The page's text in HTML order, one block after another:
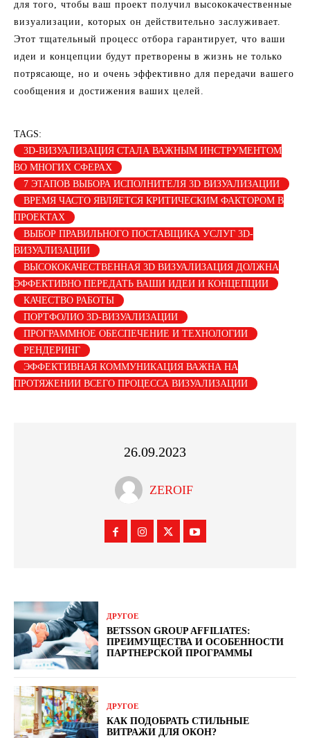
для того, чтобы ваш проект получил высококачественные
визуализации, которых он действительно заслуживает.
Этот тщательный процесс отбора гарантирует, что ваши
идеи и концепции будут претворены в жизнь не только
потрясающе, но и очень эффективно для передачи вашего
сообщения и достижения ваших целей.
TAGS:
3D-ВИЗУАЛИЗАЦИЯ СТАЛА ВАЖНЫМ ИНСТРУМЕНТОМ
ВО МНОГИХ СФЕРАХ
7 ЭТАПОВ ВЫБОРА ИСПОЛНИТЕЛЯ 3D ВИЗУАЛИЗАЦИИ
ВРЕМЯ ЧАСТО ЯВЛЯЕТСЯ КРИТИЧЕСКИМ ФАКТОРОМ В
ПРОЕКТАХ
ВЫБОР ПРАВИЛЬНОГО ПОСТАВЩИКА УСЛУГ 3D-
ВИЗУАЛИЗАЦИИ
ВЫСОКОКАЧЕСТВЕННАЯ 3D ВИЗУАЛИЗАЦИЯ ДОЛЖНА
ЭФФЕКТИВНО ПЕРЕДАТЬ ВАШИ ИДЕИ И КОНЦЕПЦИИ
КАЧЕСТВО РАБОТЫ
ПОРТФОЛИО 3D-ВИЗУАЛИЗАЦИИ
ПРОГРАММНОЕ ОБЕСПЕЧЕНИЕ И ТЕХНОЛОГИИ
РЕНДЕРИНГ
ЭФФЕКТИВНАЯ КОММУНИКАЦИЯ ВАЖНА НА
ПРОТЯЖЕНИИ ВСЕГО ПРОЦЕССА ВИЗУАЛИЗАЦИИ
26.09.2023
ZEROIF
ДРУГОЕ
BETSSON GROUP AFFILIATES:
ПРЕИМУЩЕСТВА И ОСОБЕННОСТИ
ПАРТНЕРСКОЙ ПРОГРАММЫ
ДРУГОЕ
КАК ПОДОБРАТЬ СТИЛЬНЫЕ
ВИТРАЖИ ДЛЯ ОКОН?